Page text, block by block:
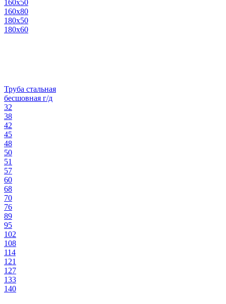
160х50
160х80
180х50
180х60
Труба стальная
бесшовная г/д
32
38
42
45
48
50
51
57
60
68
70
76
89
95
102
108
114
121
127
133
140